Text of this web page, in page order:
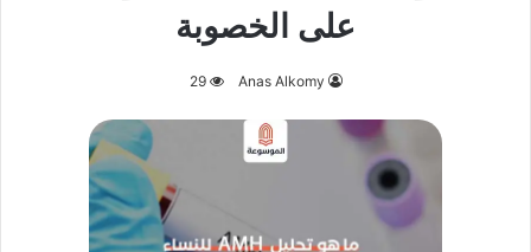
على الخصوبة
Anas Alkomy
29